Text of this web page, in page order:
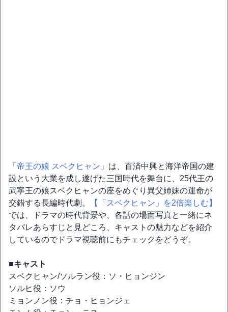
「帝王の娘 スベクヒャン」 は、百済中興と海洋帝国の建
設という大業を成し遂げた三国時代を舞台に、25代王の
武寧王の娘スベクヒャンの座をめぐり異父姉妹の運命が
交錯する長編時代劇。
【「スベクヒャン」を2倍楽しむ】
では、ドラマの時代背景や、各話の場面写真と一緒にネ
タバレあらすじと見どころ、キャストの魅力などを紹介
しているのでドラマ視聴前にもチェックをどうぞ。
■キャスト
スベクヒャン/ソルラン役：ソ・ヒョンジン
ソルヒ役：ソウ
ミョンノン役：チョ・ヒョンジェ